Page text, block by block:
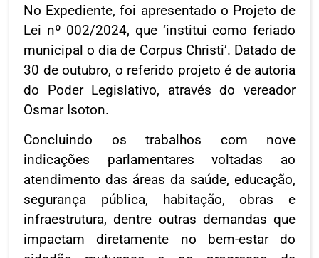
No Expediente, foi apresentado o Projeto de
Lei nº 002/2024, que ‘institui como feriado
municipal o dia de Corpus Christi’. Datado de
30 de outubro, o referido projeto é de autoria
do Poder Legislativo, através do vereador
Osmar Isoton.
Concluindo os trabalhos com nove
indicações parlamentares voltadas ao
atendimento das áreas da saúde, educação,
segurança pública, habitação, obras e
infraestrutura, dentre outras demandas que
impactam diretamente no bem-estar do